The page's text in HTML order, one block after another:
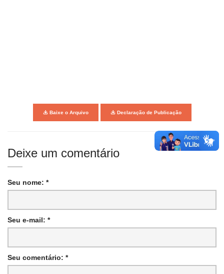
Baixe o Arquivo Declaração de Publicação
Deixe um comentário
Seu nome: *
Seu e-mail: *
Seu comentário: *